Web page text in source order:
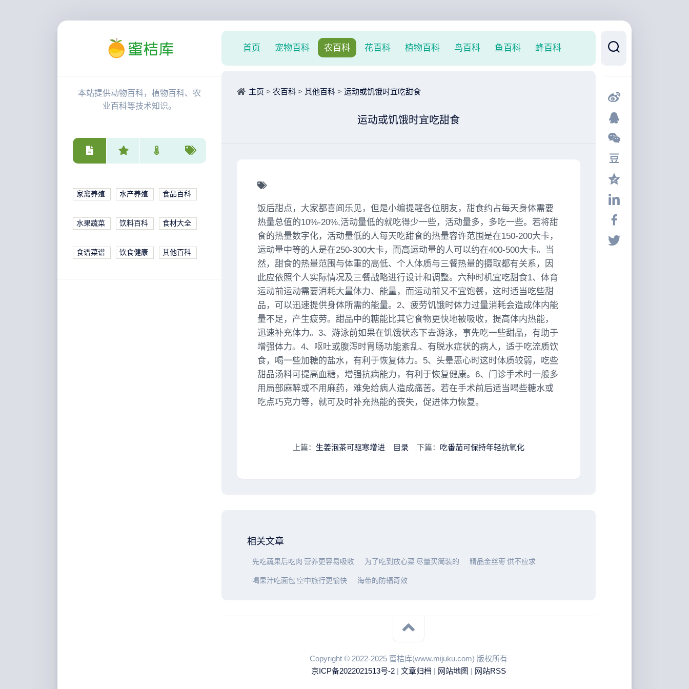
本站提供动物百科，植物百科、农
业百科等技术知识。
家禽养殖 水产养殖 食品百科
水果蔬菜 饮料百科 食材大全
食谱菜谱 饮食健康 其他百科
首页 宠物百科 农百科 花百科 植物百科 鸟百科 鱼百科 蜂百科
主页 > 农百科 > 其他百科 > 运动或饥饿时宜吃甜食
运动或饥饿时宜吃甜食
饭后甜点，大家都喜闻乐见，但是小编提醒各位朋友，甜食约占每天身体需要
热量总值的10%-20%,活动量低的就吃得少一些，活动量多，多吃一些。若将甜
食的热量数字化，活动量低的人每天吃甜食的热量容许范围是在150-200大卡，
运动量中等的人是在250-300大卡，而高运动量的人可以约在400-500大卡。当
然，甜食的热量范围与体重的高低、个人体质与三餐热量的摄取都有关系，因
此应依照个人实际情况及三餐战略进行设计和调整。六种时机宜吃甜食1、体育
运动前运动需要消耗大量体力、能量，而运动前又不宜饱餐，这时适当吃些甜
品，可以迅速提供身体所需的能量。2、疲劳饥饿时体力过量消耗会造成体内能
量不足，产生疲劳。甜品中的糖能比其它食物更快地被吸收，提高体内热能，
迅速补充体力。3、游泳前如果在饥饿状态下去游泳，事先吃一些甜品，有助于
增强体力。4、呕吐或腹泻时胃肠功能紊乱、有脱水症状的病人，适于吃流质饮
食，喝一些加糖的盐水，有利于恢复体力。5、头晕恶心时这时体质较弱，吃些
甜品汤料可提高血糖，增强抗病能力，有利于恢复健康。6、门诊手术时一般多
用局部麻醉或不用麻药，难免给病人造成痛苦。若在手术前后适当喝些糖水或
吃点巧克力等，就可及时补充热能的丧失，促进体力恢复。
上篇： 生姜泡茶可驱寒增进 目录 下篇： 吃番茄可保持年轻抗氧化
相关文章
先吃蔬果后吃肉 营养更容易吸收 为了吃到放心菜 尽量买简装的 精品金丝枣 供不应求
喝果汁吃面包 空中旅行更愉快 海带的防辐奇效
Copyright © 2022-2025 蜜桔库(www.mijuku.com) 版权所有
京ICP备2022021513号-2 | 文章归档 | 网站地图 | 网站RSS